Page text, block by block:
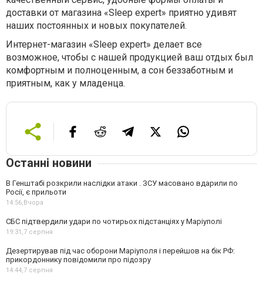
доставки от магазина «Sleep expert» приятно удивят
наших постоянных и новых покупателей.
Интернет-магазин «Sleep expert» делает все
возможное, чтобы с нашей продукцией ваш отдых был
комфортным и полноценным, а сон беззаботным и
приятным, как у младенца.
Останні новини
В Генштабі розкрили наслідки атаки . ЗСУ масовано вдарили по
Росії, є прильоти
14:56,Вчора
СБС підтвердили удари по чотирьох підстанціях у Маріуполі
19:31,7 серпня
Дезертирував під час оборони Маріуполя і перейшов на бік РФ:
прикордоннику повідомили про підозру
14:44,7 серпня